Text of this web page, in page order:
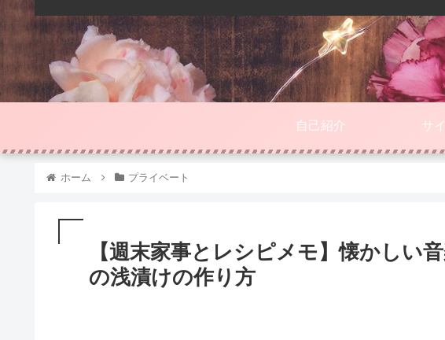
自己紹介 サ
ホーム プライベート
【週末家事とレシピメモ】懐かしい
の浅漬けの作り方